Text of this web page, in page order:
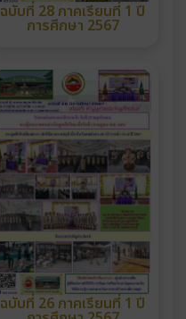
ฉบับที่ 28 ภาคเรียนที่ 1 ปี
การศึกษา 2567
ฉบับที่ 26 ภาคเรียนที่ 1 ปี